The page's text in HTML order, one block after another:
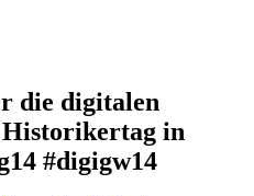
die digitalen
in
#digigw14